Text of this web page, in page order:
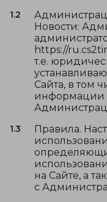
1.2
Новости:
https://
т.е.
Сайта, в том
информации
1.3
Правила.
на Сайте, а
с